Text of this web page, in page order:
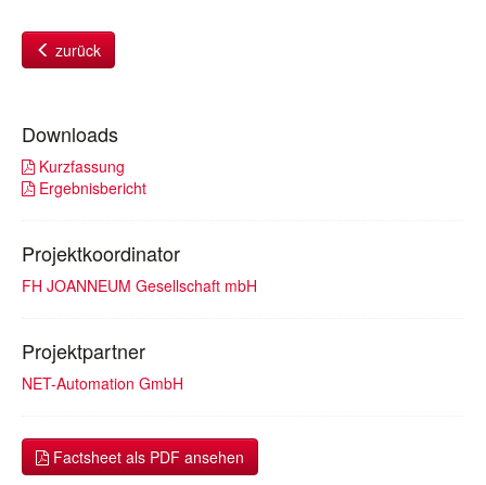
zurück
Downloads
Kurzfassung
Ergebnisbericht
Projektkoordinator
FH JOANNEUM Gesellschaft mbH
Projektpartner
NET-Automation GmbH
Factsheet als PDF ansehen